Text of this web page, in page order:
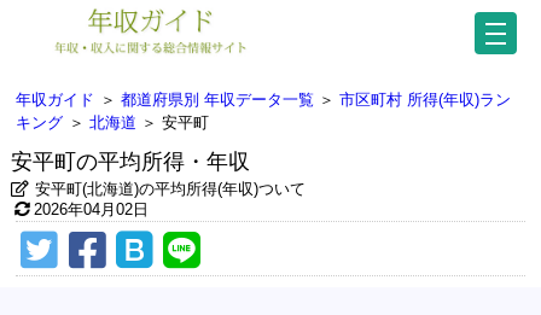
年収ガイド ＞ 都道府県別 年収データ一覧 ＞ 市区町村 所得(年収)ラン
キング ＞ 北海道 ＞ 安平町
安平町の平均所得・年収
安平町(北海道)の平均所得(年収)ついて
2026年04月02日